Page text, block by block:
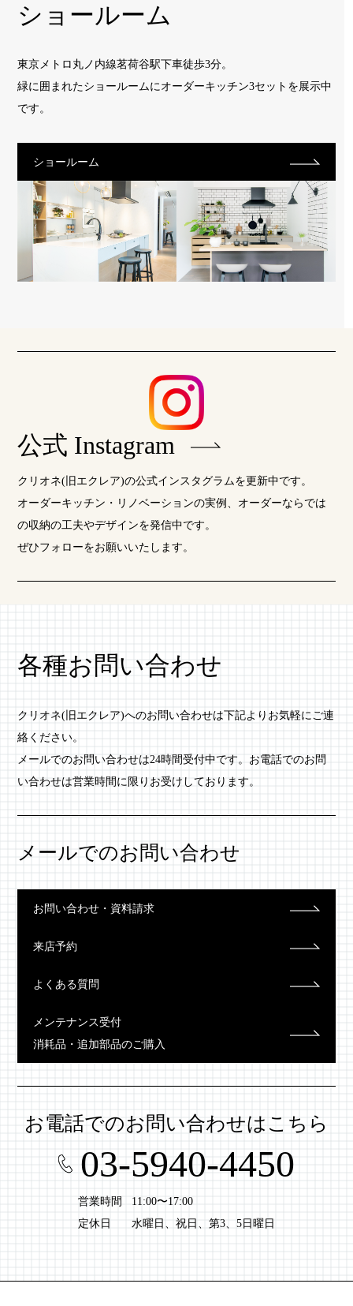
ショールーム
東京メトロ丸ノ内線茗荷谷駅下車徒歩3分。
緑に囲まれたショールームにオーダーキッチン3セットを展示中
です。
ショールーム
公式 Instagram
クリオネ(旧エクレア)の公式インスタグラムを更新中です。
オーダーキッチン・リノベーションの実例、オーダーならでは
の収納の工夫やデザインを発信中です。
ぜひフォローをお願いいたします。
各種お問い合わせ
クリオネ(旧エクレア)へのお問い合わせは下記よりお気軽にご連
絡ください。
メールでのお問い合わせは24時間受付中です。お電話でのお問
い合わせは営業時間に限りお受けしております。
メールでのお問い合わせ
お問い合わせ・資料請求
来店予約
よくある質問
メンテナンス受付
消耗品・追加部品のご購入
お電話でのお問い合わせはこちら
03-5940-4450
営業時間
11:00〜17:00
定休日
水曜日、祝日、第3、5日曜日